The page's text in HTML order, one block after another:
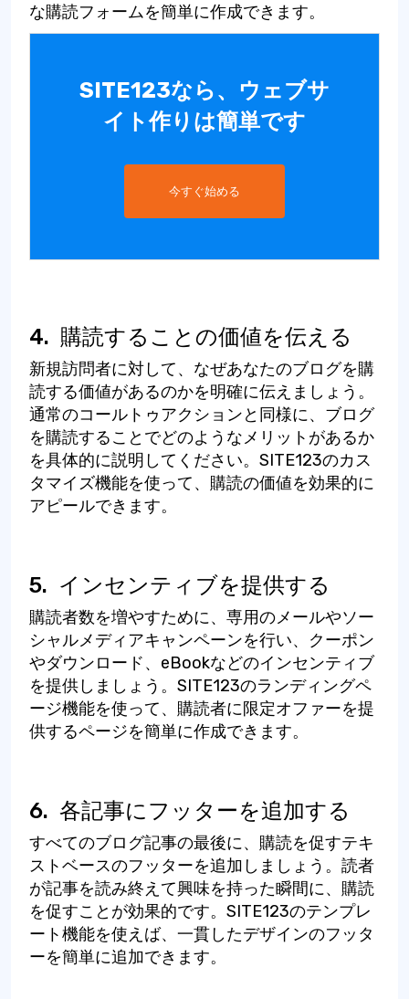
な購読フォームを簡単に作成できます。
SITE123なら、ウェブサ
イト作りは簡単です
今すぐ始める
4. 購読することの価値を伝える
新規訪問者に対して、なぜあなたのブログを購
読する価値があるのかを明確に伝えましょう。
通常のコールトゥアクションと同様に、ブログ
を購読することでどのようなメリットがあるか
を具体的に説明してください。SITE123のカス
タマイズ機能を使って、購読の価値を効果的に
アピールできます。
5. インセンティブを提供する
購読者数を増やすために、専用のメールやソー
シャルメディアキャンペーンを行い、クーポン
やダウンロード、eBookなどのインセンティブ
を提供しましょう。SITE123のランディングペ
ージ機能を使って、購読者に限定オファーを提
供するページを簡単に作成できます。
6. 各記事にフッターを追加する
すべてのブログ記事の最後に、購読を促すテキ
ストベースのフッターを追加しましょう。読者
が記事を読み終えて興味を持った瞬間に、購読
を促すことが効果的です。SITE123のテンプレ
ート機能を使えば、一貫したデザインのフッタ
ーを簡単に追加できます。